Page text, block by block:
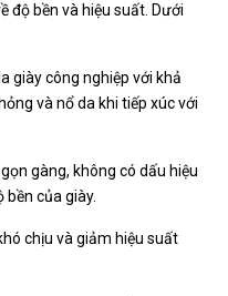
độ bền và hiệu suất. Dưới
giày công nghiệp với khả
và nổ da khi tiếp xúc với
gàng, không có dấu hiệu
của giày.
chịu và giảm hiệu suất